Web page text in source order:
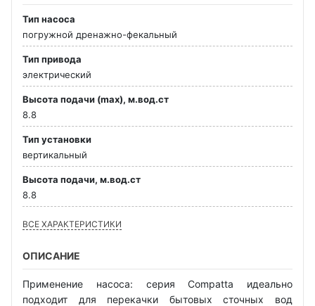
Тип насоса
погружной дренажно-фекальный
Тип привода
электрический
Высота подачи (max), м.вод.ст
8.8
Тип установки
вертикальный
Высота подачи, м.вод.ст
8.8
ВСЕ ХАРАКТЕРИСТИКИ
ОПИСАНИЕ
Применение насоса: серия Compatta идеально
подходит для перекачки бытовых сточных вод